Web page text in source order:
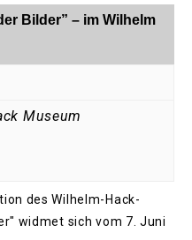
Bilder” – im Wilhelm
Museum
des Wilhelm-Hack-
widmet sich vom 7. Juni